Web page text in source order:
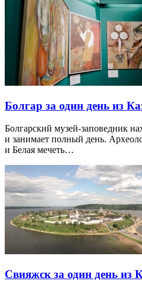
Болгар за один день из
Болгарский музей-заповедник
и занимает полный день.
и Белая мечеть…
Свияжск за один день из